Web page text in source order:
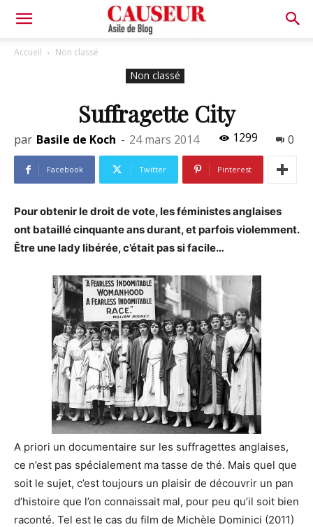
Asile
Blog
Accueil Non classé
Non classé
Suffragette City
par Basile de Koch - 24 mars 2014 1299 0
Facebook Twitter Pinterest
Pour obtenir le droit de vote, les féministes anglaises
ont bataillé cinquante ans durant, et parfois violemment.
Être une lady libérée, c’était pas si facile…
A priori un documentaire sur les suffragettes anglaises,
ce n’est pas spécialement ma tasse de thé. Mais quel que
soit le sujet, c’est toujours un plaisir de découvrir un pan
d’histoire que l’on connaissait mal, pour peu qu’il soit bien
raconté. Tel est le cas du film de Michèle Dominici (2011)